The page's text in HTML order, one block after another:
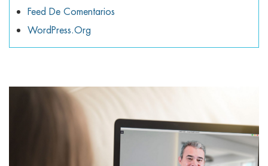
Feed De Comentarios
WordPress.org